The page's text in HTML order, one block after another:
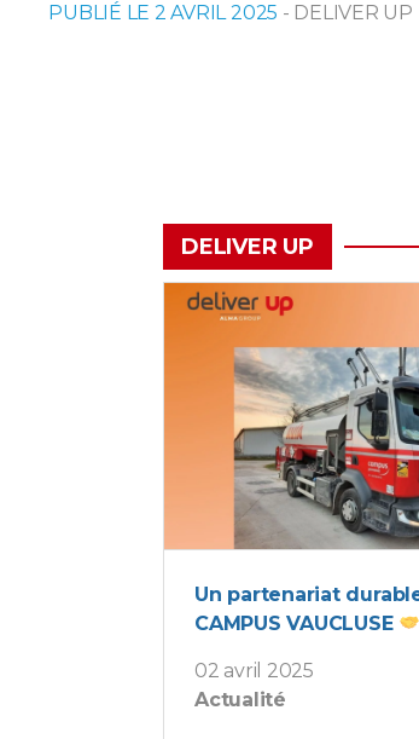
PUBLIÉ LE 2 AVRIL 2025 - DELIVER UP
DELIVER UP
Un partenariat
CAMPUS VAUCLUSE
02 avril 2025
Actualité